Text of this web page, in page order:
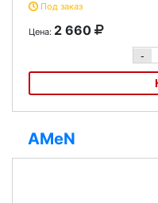
Под заказ
Цена: 2 660
-
AMeN